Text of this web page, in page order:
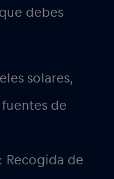
debes
solares,
de
Recogida de